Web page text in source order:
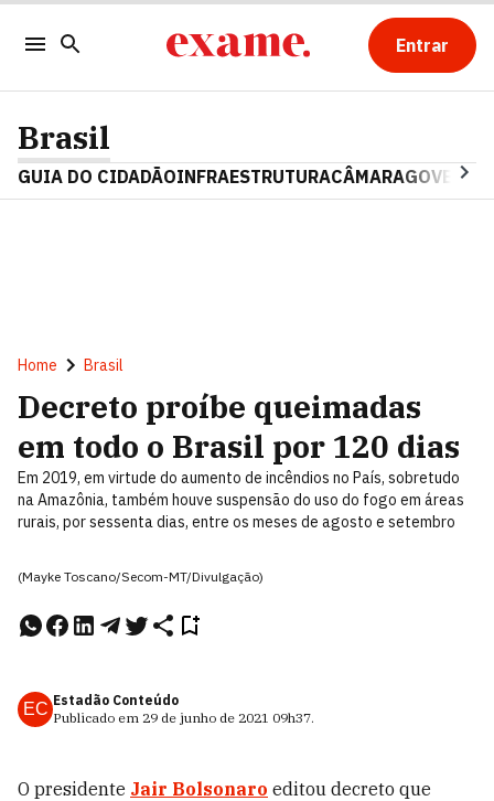
Entrar
Brasil
GUIA DO CIDADÃOINFRAESTRUTURACÂMARAGOVERNO
Home Brasil
Decreto proíbe queimadas
em todo o Brasil por 120 dias
Em 2019, em virtude do aumento de incêndios no País, sobretudo
na Amazônia, também houve suspensão do uso do fogo em áreas
rurais, por sessenta dias, entre os meses de agosto e setembro
(Mayke Toscano/Secom-MT/Divulgação)
EC Estadão Conteúdo
Publicado em 29 de junho de 2021 09h37.
O presidente Jair Bolsonaro editou decreto que